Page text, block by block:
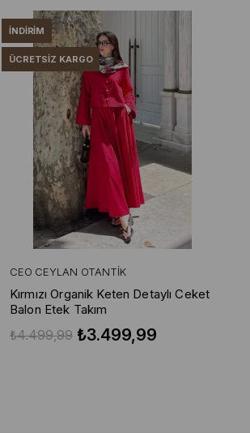
CEO CEYLAN OTANTIK
Kırmızı Organik Keten Detaylı Ceket
Balon Etek Takım
₺3.499,99
₺4.499,99
İNDIRIM
ÜCRETSIZ KARGO